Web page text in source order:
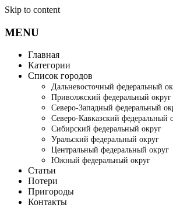
Skip to content
MENU
Главная
Категории
Список городов
Дальневосточный федеральный
Приволжский федеральный округ
Северо-Западный федеральный
Северо-Кавказский федеральный
Сибирский федеральный округ
Уральский федеральный округ
Центральный федеральный округ
Южный федеральный округ
Статьи
Потери
Пригороды
Контакты